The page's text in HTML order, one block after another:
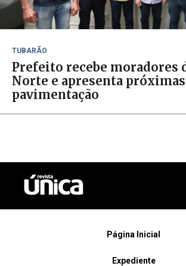
TUBARÃO
Prefeito recebe moradores
Norte e apresenta próximas
pavimentação
Página Inicial
Expediente